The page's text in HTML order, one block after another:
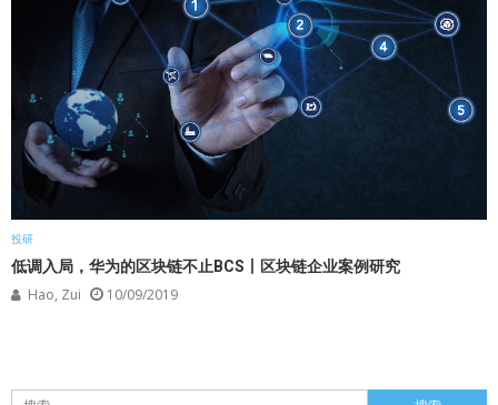
投研
低调入局，华为的区块链不止BCS丨区块链企业案例研究​
Hao, Zui 10/09/2019